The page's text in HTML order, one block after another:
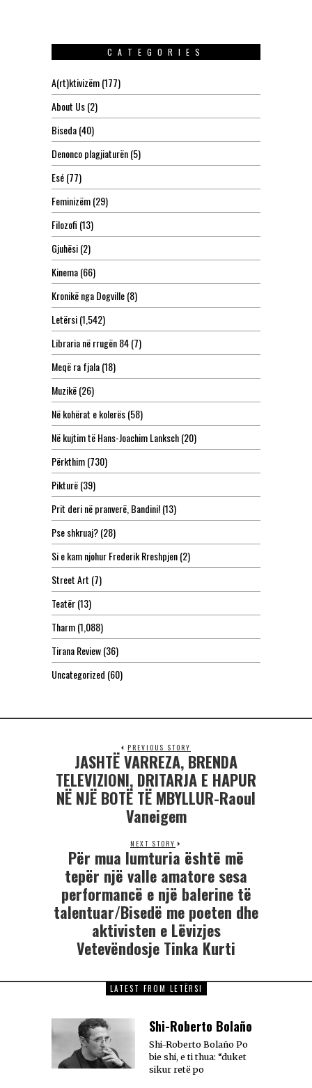
CATEGORIES
A(rt)ktivizëm(177)
About Us(2)
Biseda(40)
Denonco plagjiaturën(5)
Esé(77)
Feminizëm(29)
Filozofi (13)
Gjuhësi(2)
Kinema(66)
Kronikë nga Dogville(8)
Letërsi(1,542)
Libraria në rrugën 84(7)
Meqë ra fjala(18)
Muzikë(26)
Në kohërat e kolerës(58)
Në kujtim të Hans-Joachim Lanksch(20)
Përkthim(730)
Pikturë(39)
Prit deri në pranverë, Bandini!(13)
Pse shkruaj?(28)
Si e kam njohur Frederik Rreshpjen(2)
Street Art (7)
Teatër(13)
Tharm(1,088)
Tirana Review(36)
Uncategorized (60)
PREVIOUS STORY
JASHTË VARREZA, BRENDA
TELEVIZIONI, DRITARJA E HAPUR
NË NJË BOTË TË MBYLLUR-Raoul
Vaneigem
NEXT STORY
Për mua lumturia është më
tepër një valle amatore sesa
performancë e një balerine të
talentuar/Bisedë me poeten dhe
aktivisten e Lëvizjes
Vetevëndosje Tinka Kurti
LATEST FROM LETËRSI
Shi-Roberto Bolaño
Shi-Roberto Bolaño Po
bie shi, e ti thua: “duket
sikur retë po